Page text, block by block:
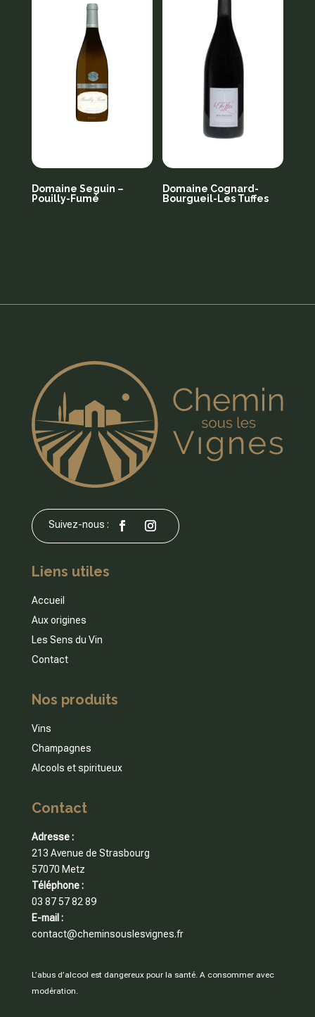
Domaine Seguin –
Pouilly-Fumé
Domaine Cognard-
Bourgueil-Les Tuffes
Liens utiles
Accueil
Aux origines
Les Sens du Vin
Contact
Nos produits
Vins
Champagnes
Alcools et spiritueux
Contact
Adresse :
213 Avenue de Strasbourg
57070 Metz
Téléphone :
03 87 57 82 89
E-mail :
contact@cheminsouslesvignes.fr
L’abus d’alcool est dangereux pour la santé. A consommer avec
modération.